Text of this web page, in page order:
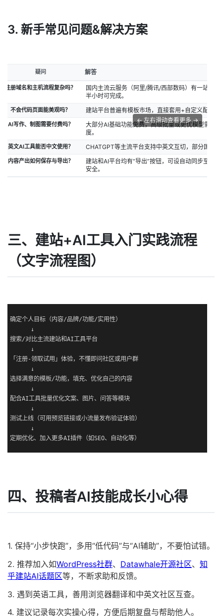
3. 新手常见问题&解决方案
疑问 解答
注册域名和主机流程复杂吗？
国内主流云服务（阿里/腾讯/西部数码）有一站式
半小时可完成。
不会代码页面能美观吗？ 建站平台普遍有模板市场，直接套用+自定义配色
AI写作、制图需要付费吗？
大部分AI基础功能免费，高级批量或更优模型需会
度。
英文AI工具能否中文使用？ CHATGPT等主流平台支持中英文互切，部分国产
内容产出如何保存与导出？
建站和AI平台均有“导出”按钮，可设自动同步至网
安全。
← 左右滑动查看更多 →
三、建站+AI工具入门实践流程
（文字流程图）
确定个人目标（内容/品牌/功能/实用性）
搜索/对比主流建站和AI工具平台
「注册-领取试用」体验，不懂即问社区或用户群
选择满意的模板/功能，填充、优化自己的内容
配合AI工具批量优化文案、图片、问答等模块
测试上线（可用预览链接或小流量发布验证体验）
定期优化、加入更多AI插件（如SEO、自动化等）
四、投稿者AI技能成长小心得
1. 保持“小步快跑”，多用“低代码”与“AI辅助”，不要怕试错。
2. 推荐加入如WordPress社群、 Datawhale开源社区、 知
乎建站AI话题区等，不断求助和反馈。
3. 遇到英语工具，善用浏览器翻译和中英文社区互查。
4. 建议记录每次实操心得，方便后期复盘与帮助他人。